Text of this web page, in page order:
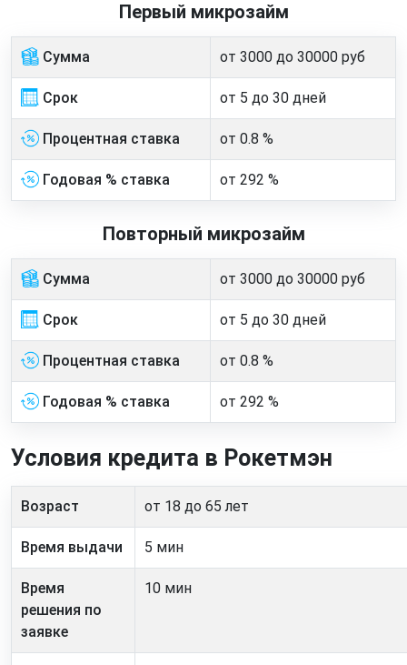
Первый микрозайм
Сумма от 3000 до 30000 руб
Срок от 5 до 30 дней
Процентная ставка от 0.8 %
Годовая % ставка от 292 %
Повторный микрозайм
Сумма от 3000 до 30000 руб
Срок от 5 до 30 дней
Процентная ставка от 0.8 %
Годовая % ставка от 292 %
Условия кредита в Рокетмэн
Возраст от 18 до 65 лет
Время выдачи 5 мин
Время
решения по
заявке
10 мин